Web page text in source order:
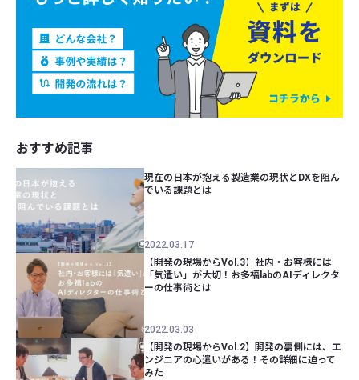
おすすめ記事
現在の日本が抱える製造業の現状とDXを阻ん
でいる課題とは
2022.03.17
【開発の現場からVol.3】社内・お客様には
「気遣い」が大切！お多福labのAIディレクタ
ーの仕事術とは
2022.03.03
【開発の現場からVol.2】開発の裏側には、エ
ンジニアの心遣いがある！その詳細に迫って
みた